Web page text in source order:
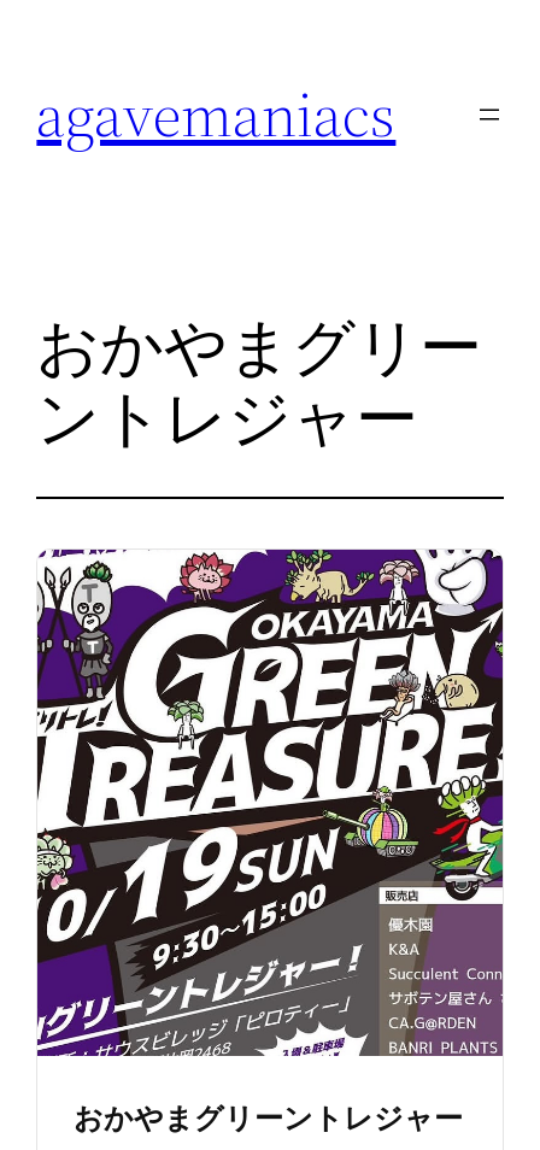
agavemaniacs
おかやまグリー
ントレジャー
おかやまグリーントレジャー